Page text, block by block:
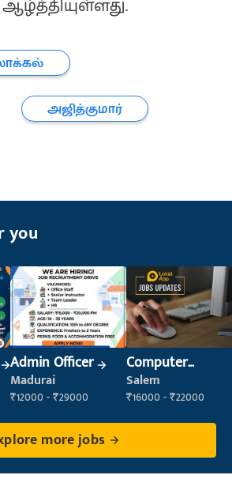
அஜித்குமார்
you
Admin Officer
Madurai
₹12000 - ₹29000
Computer
Operator
Salem
₹16000 - ₹22000
more jobs